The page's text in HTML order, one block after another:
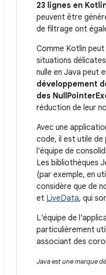
23 lignes en
peuvent être
de filtrage ont
Comme Kotlin
situations
nulle en Java peut
développement
des
réduction de leur
Avec une
code, il est utile
l'équipe de
Les bibliothèques
(par exemple, en
considère que de
et LiveData, qui
L'équipe de
particulièrement
associant des
Java est une marque